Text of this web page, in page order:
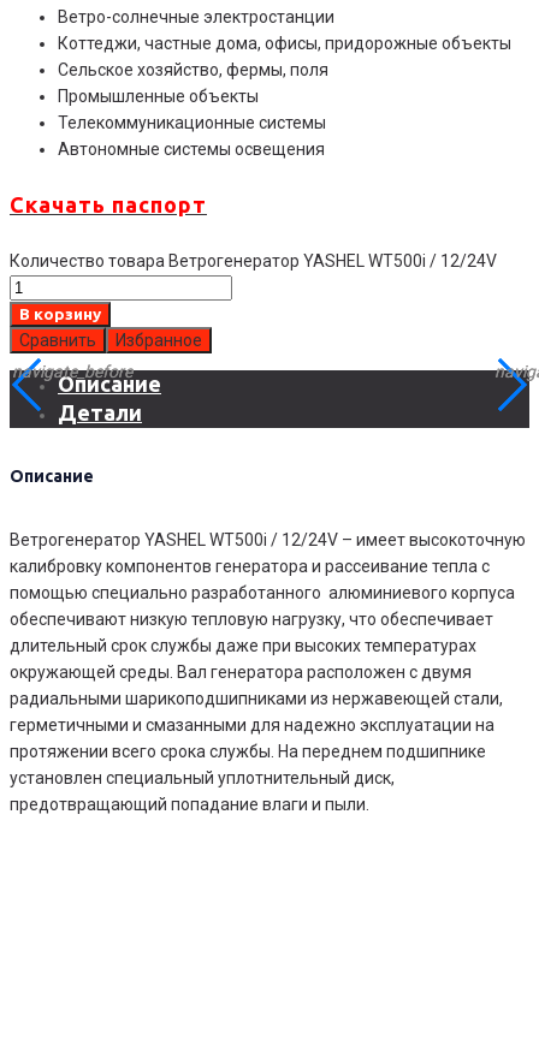
Ветро-солнечные электростанции
Коттеджи, частные дома, офисы, придорожные объекты
Сельское хозяйство, фермы, поля
Промышленные объекты
Телекоммуникационные системы
Автономные системы освещения
Скачать паспорт
Количество товара Ветрогенератор YASHEL WT500i / 12/24V
В корзину
Сравнить Избранное
Описание
Детали
Описание
Ветрогенератор YASHEL WT500i / 12/24V – имеет высокоточную
калибровку компонентов генератора и рассеивание тепла с
помощью специально разработанного алюминиевого корпуса
обеспечивают низкую тепловую нагрузку, что обеспечивает
длительный срок службы даже при высоких температурах
окружающей среды. Вал генератора расположен с двумя
радиальными шарикоподшипниками из нержавеющей стали,
герметичными и смазанными для надежно эксплуатации на
протяжении всего срока службы. На переднем подшипнике
установлен специальный уплотнительный диск,
предотвращающий попадание влаги и пыли.
navigate_before
navigate_before